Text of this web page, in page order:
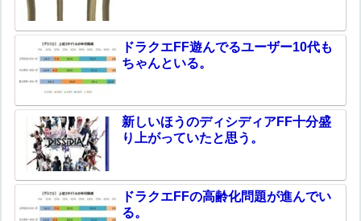
ドラクエFF遊んでるユーザー10代も
ちゃんといる。
新しいほうのディシディアFF十分盛
り上がっていたと思う。
ドラクエFFの高齢化問題が進んでい
る。